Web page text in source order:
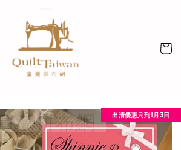
出清優惠只到1月3日